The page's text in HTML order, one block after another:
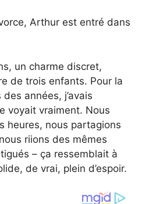
Arthur est entré dans
un charme discret,
de trois enfants. Pour la
années, j’avais
voyait vraiment. Nous
heures, nous partagions
riions des mêmes
– ça ressemblait à
de vrai, plein d’espoir.